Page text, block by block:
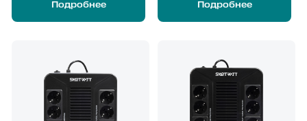
Подробнее Подробнее